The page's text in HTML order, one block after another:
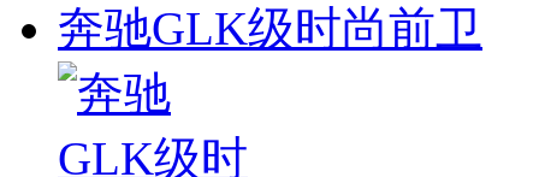
奔驰GLK级时尚前卫